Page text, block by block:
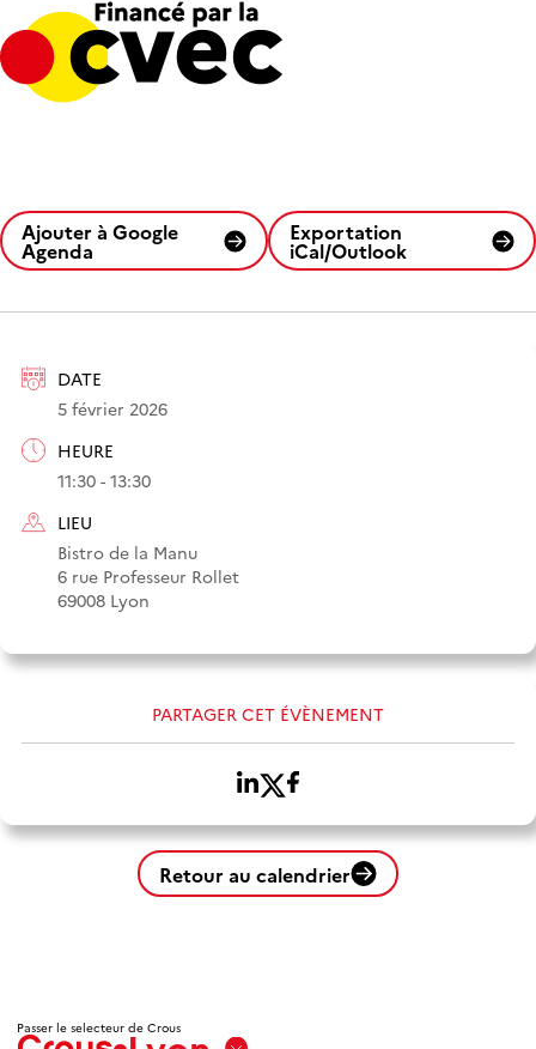
DATE
5 février 2026
HEURE
11:30 - 13:30
LIEU
Bistro de la Manu
6 rue Professeur Rollet
69008 Lyon
PARTAGER CET ÉVÈNEMENT
Ajouter à Google
Agenda
Exportation
iCal/Outlook
Retour au calendrier
Passer le selecteur de Crous